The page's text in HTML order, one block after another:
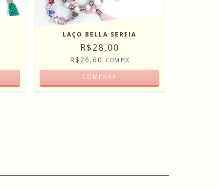
LAÇO BELLA SEREIA
R$28,00
R$26,60 COM PIX
COMPRAR